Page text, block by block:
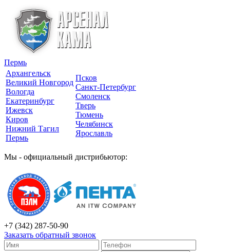
Пермь
Архангельск
Великий Новгород
Вологда
Екатеринбург
Ижевск
Киров
Нижний Тагил
Пермь
Псков
Санкт-Петербург
Смоленск
Тверь
Тюмень
Челябинск
Ярославль
Мы - официальный дистрибьютор:
+7 (342) 287-50-90
Заказать обратный звонок